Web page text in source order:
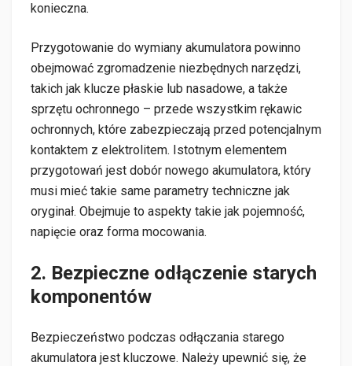
konieczna.
Przygotowanie do wymiany akumulatora powinno
obejmować zgromadzenie niezbędnych narzędzi,
takich jak klucze płaskie lub nasadowe, a także
sprzętu ochronnego – przede wszystkim rękawic
ochronnych, które zabezpieczają przed potencjalnym
kontaktem z elektrolitem. Istotnym elementem
przygotowań jest dobór nowego akumulatora, który
musi mieć takie same parametry techniczne jak
oryginał. Obejmuje to aspekty takie jak pojemność,
napięcie oraz forma mocowania.
2. Bezpieczne odłączenie starych
komponentów
Bezpieczeństwo podczas odłączania starego
akumulatora jest kluczowe. Należy upewnić się, że